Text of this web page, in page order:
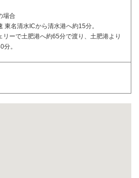
場合
東名清水ICから清水港へ約15分。
リーで土肥港へ約65分で渡り、土肥港より
分。